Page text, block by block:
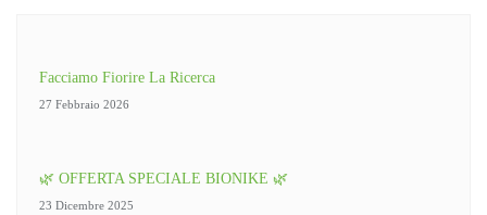
Facciamo Fiorire La Ricerca
27 Febbraio 2026
🌿 OFFERTA SPECIALE BIONIKE 🌿
23 Dicembre 2025